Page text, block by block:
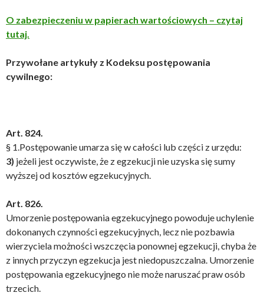
O zabezpieczeniu w papierach war­toś­cio­wych – czytaj
tutaj.
Przywołane artykuły z Kodeksu postępowania
cywilnego:
Art. 824.
§ 1.Postępowanie umarza się w całości lub części z urzędu:
3) jeżeli jest oczywiste, że z egzekucji nie uzyska się sumy
wyższej od kosztów egzekucyjnych.
Art. 826.
Umorzenie postępowania egzekucyjnego powoduje uchylenie
dokonanych czynności egzekucyjnych, lecz nie pozbawia
wierzyciela możności wszczęcia ponownej egzekucji, chyba że
z innych przyczyn egzekucja jest niedopuszczalna. Umorzenie
postępowania egzekucyjnego nie może naruszać praw osób
trzecich.